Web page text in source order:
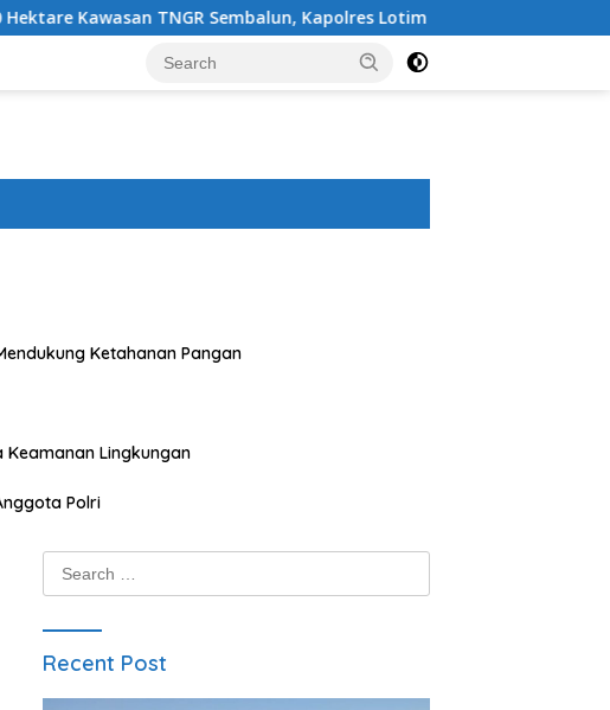
Sembalun, Kapolres Lotim Turun Langsung Padamkan Api
Ketahanan Pangan
Lingkungan
Polri
Search
for:
Recent Post